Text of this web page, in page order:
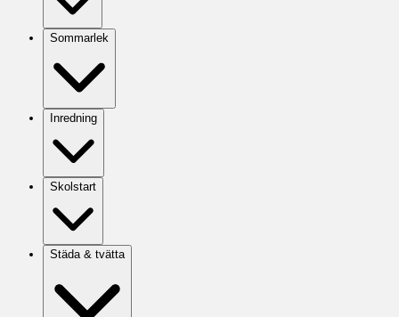
Sommarlek
Inredning
Skolstart
Städa & tvätta